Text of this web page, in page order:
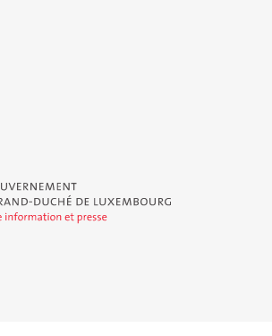
Grand-Duché de Luxembourg - Service